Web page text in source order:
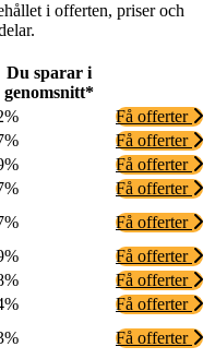
i offerten, priser och
Du sparar i
genomsnitt*
Få offerter
Få offerter
Få offerter
Få offerter
Få offerter
Få offerter
Få offerter
Få offerter
Få offerter